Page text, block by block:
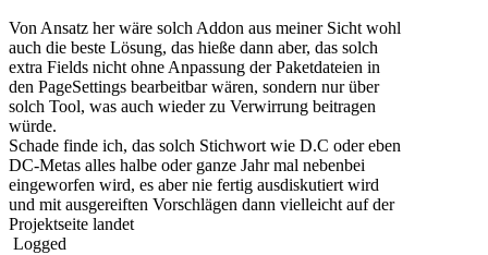
Von Ansatz her wäre solch Addon aus meiner Sicht wohl
auch die beste Lösung, das hieße dann aber, das solch
extra Fields nicht ohne Anpassung der Paketdateien in
den PageSettings bearbeitbar wären, sondern nur über
solch Tool, was auch wieder zu Verwirrung beitragen
würde.
Schade finde ich, das solch Stichwort wie D.C oder eben
DC-Metas alles halbe oder ganze Jahr mal nebenbei
eingeworfen wird, es aber nie fertig ausdiskutiert wird
und mit ausgereiften Vorschlägen dann vielleicht auf der
Projektseite landet
Logged